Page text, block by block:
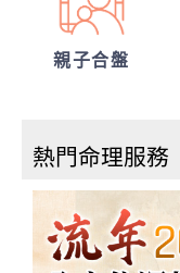
親子合盤
熱門命理服務